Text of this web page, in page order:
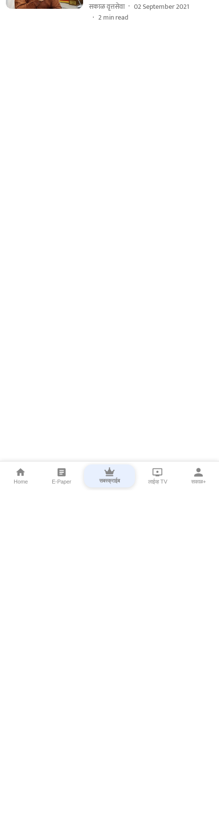
सकाळ वृत्तसेवा
02 September 2021
2min read
Home E-Paper सबस्क्राईब लाईव्ह TV सकाळ+